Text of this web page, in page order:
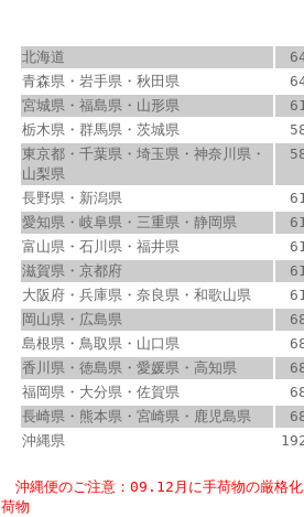
北海道
青森県・岩手県・秋田県
宮城県・福島県・山形県
栃木県・群馬県・茨城県
東京都・千葉県・埼玉県・神奈川県・
山梨県
長野県・新潟県
愛知県・岐阜県・三重県・静岡県
富山県・石川県・福井県
滋賀県・京都府
大阪府・兵庫県・奈良県・和歌山県
岡山県・広島県
島根県・鳥取県・山口県
香川県・徳島県・愛媛県・高知県
福岡県・大分県・佐賀県
長崎県・熊本県・宮崎県・鹿児島県
沖縄県
沖縄便のご注意：09.12月に手荷物の厳格
荷物